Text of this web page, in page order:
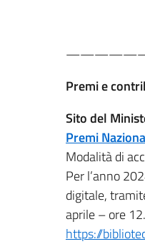
Premi e
Sito del
Premi
Modalità di
Per l’anno
digitale,
aprile – ore
https://